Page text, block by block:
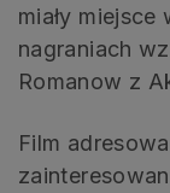
miały
nagraniach
Romanow z
Film